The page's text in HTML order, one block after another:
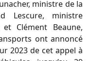
ministre de la
Lescure, ministre
Clément Beaune,
ont annoncé
2023 de cet appel à